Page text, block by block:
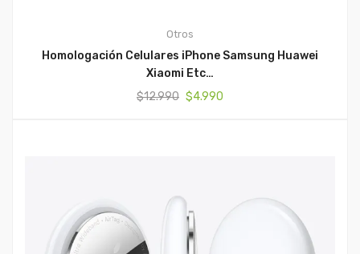
Otros
Homologación Celulares iPhone Samsung Huawei
Xiaomi Etc…
$12.990 El
$4.990